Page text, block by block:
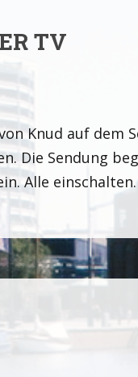
TV
Knud auf dem
Die Sendung
Alle